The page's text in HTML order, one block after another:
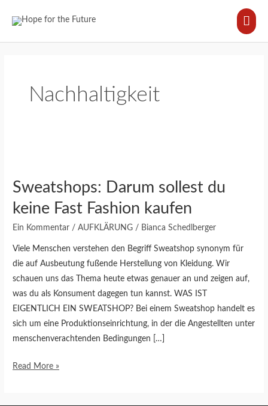
Inhalt
Nachhaltigkeit
Sweatshops: Darum sollest du
keine Fast Fashion kaufen
Ein Kommentar /AUFKLÄRUNG / Bianca Schedlberger
Viele Menschen verstehen den Begriff Sweatshop synonym für
die auf Ausbeutung fußende Herstellung von Kleidung. Wir
schauen uns das Thema heute etwas genauer an und zeigen auf,
was du als Konsument dagegen tun kannst. WAS IST
EIGENTLICH EIN SWEATSHOP? Bei einem Sweatshop handelt es
sich um eine Produktionseinrichtung, in der die Angestellten unter
menschenverachtenden Bedingungen […]
sollest
du
keine
Fast
Fashion
kaufen
Read More »